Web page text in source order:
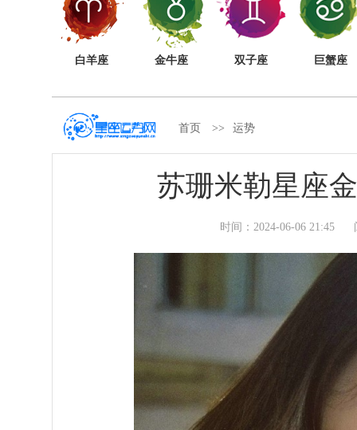
白羊座 金牛座 双子座 巨蟹座
首页 >> 运势
苏珊米勒星座
时间： 2024-06-06 21:45